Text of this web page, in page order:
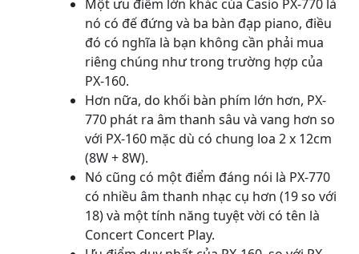
Một ưu điểm lớn khác của Casio PX-770 là
nó có đế đứng và ba bàn đạp piano, điều
đó có nghĩa là bạn không cần phải mua
riêng chúng như trong trường hợp của
PX-160.
Hơn nữa, do khối bàn phím lớn hơn, PX-
770 phát ra âm thanh sâu và vang hơn so
với PX-160 mặc dù có chung loa 2 x 12cm
(8W + 8W).
Nó cũng có một điểm đáng nói là PX-770
có nhiều âm thanh nhạc cụ hơn (19 so với
18) và một tính năng tuyệt vời có tên là
Concert Concert Play.